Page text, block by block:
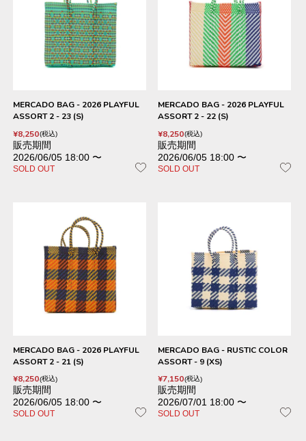
MERCADO BAG - 2026 PLAYFUL
ASSORT 2 - 23 (S)
¥8,250 税込
販売期間
2026/06/05 18:00 〜
SOLD OUT
MERCADO BAG - 2026 PLAYFUL
ASSORT 2 - 22 (S)
¥8,250 税込
販売期間
2026/06/05 18:00 〜
SOLD OUT
MERCADO BAG - 2026 PLAYFUL
ASSORT 2 - 21 (S)
¥8,250 税込
販売期間
2026/06/05 18:00 〜
SOLD OUT
MERCADO BAG - RUSTIC COLOR
ASSORT - 9 (XS)
¥7,150 税込
販売期間
2026/07/01 18:00 〜
SOLD OUT